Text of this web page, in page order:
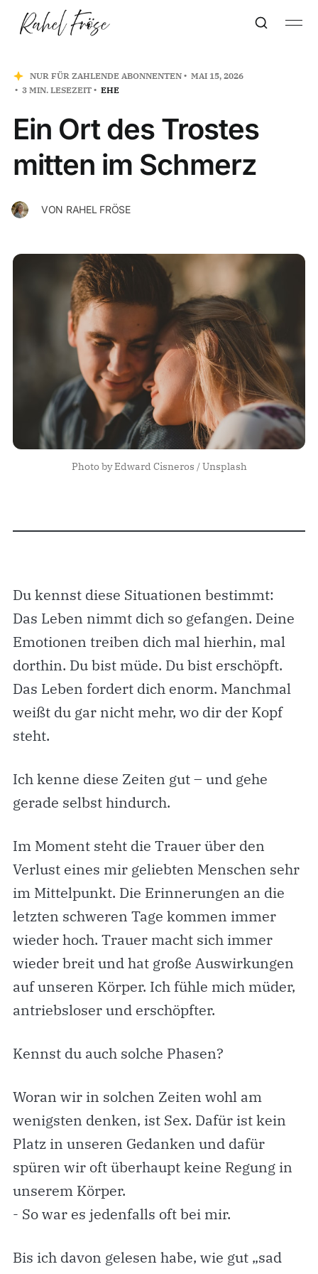
NUR FÜR ZAHLENDE ABONNENTEN
MAI 15, 2026
3 MIN. LESEZEIT
EHE
Ein Ort des Trostes
mitten im Schmerz
VON RAHEL FRÖSE
Photo by Edward Cisneros / Unsplash
Du kennst diese Situationen bestimmt:
Das Leben nimmt dich so gefangen. Deine
Emotionen treiben dich mal hierhin, mal
dorthin. Du bist müde. Du bist erschöpft.
Das Leben fordert dich enorm. Manchmal
weißt du gar nicht mehr, wo dir der Kopf
steht.
Ich kenne diese Zeiten gut – und gehe
gerade selbst hindurch.
Im Moment steht die Trauer über den
Verlust eines mir geliebten Menschen sehr
im Mittelpunkt. Die Erinnerungen an die
letzten schweren Tage kommen immer
wieder hoch. Trauer macht sich immer
wieder breit und hat große Auswirkungen
auf unseren Körper. Ich fühle mich müder,
antriebsloser und erschöpfter.
Kennst du auch solche Phasen?
Woran wir in solchen Zeiten wohl am
wenigsten denken, ist Sex. Dafür ist kein
Platz in unseren Gedanken und dafür
spüren wir oft überhaupt keine Regung in
unserem Körper.
- So war es jedenfalls oft bei mir.
Bis ich davon gelesen habe, wie gut „sad